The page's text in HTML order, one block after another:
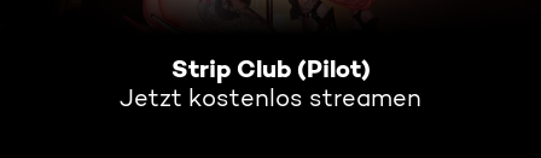
Strip Club (Pilot)
Jetzt kostenlos streamen